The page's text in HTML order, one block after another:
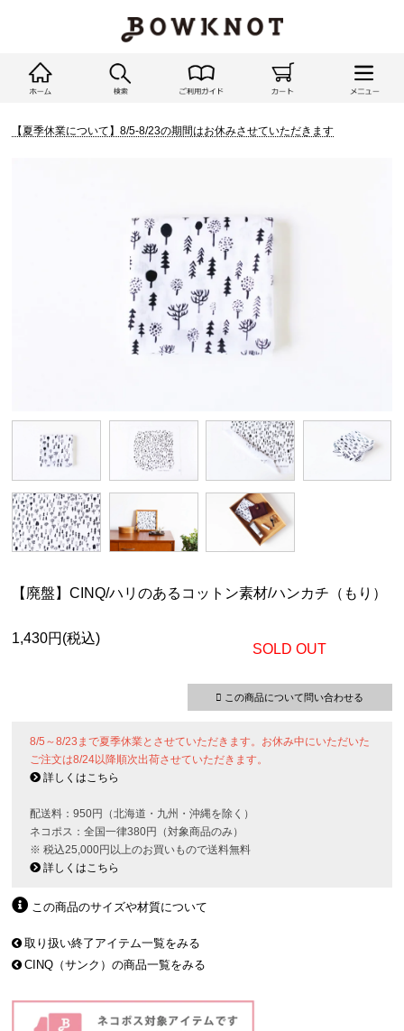
【夏季休業について】8/5-8/23の期間はお休みさせていただきます
【廃盤】CINQ/ハリのあるコットン素材/ハンカチ（もり）
1,430円(税込)
SOLD OUT
この商品について問い合わせる
8/5～8/23まで夏季休業とさせていただきます。お休み中にいただいた
ご注文は8/24以降順次出荷させていただきます。
詳しくはこちら
配送料：950円（北海道・九州・沖縄を除く）
ネコポス：全国一律380円（対象商品のみ）
※ 税込25,000円以上のお買いもので送料無料
詳しくはこちら
この商品のサイズや材質について
取り扱い終了アイテム一覧をみる
CINQ（サンク）の商品一覧をみる